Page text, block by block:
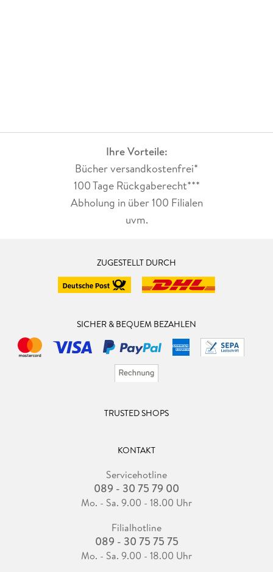
Ihre Vorteile:
Bücher versandkostenfrei*
100 Tage Rückgaberecht***
Abholung in über 100 Filialen
uvm.
ZUGESTELLT DURCH
SICHER & BEQUEM BEZAHLEN
TRUSTED SHOPS
KONTAKT
Servicehotline
089 - 30 75 79 00
Mo. - Sa. 9.00 - 18.00 Uhr
Filialhotline
089 - 30 75 75 75
Mo. - Sa. 9.00 - 18.00 Uhr